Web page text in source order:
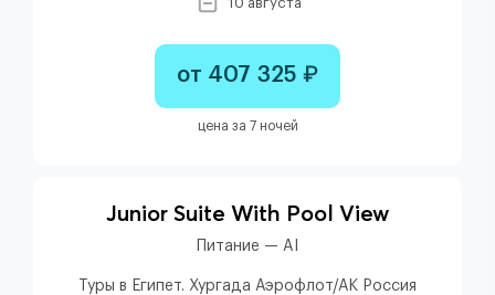
от 407 325 ₽
цена за 7 ночей
Junior Suite With Pool View
Питание — AI
Туры в Египет. Хургада Аэрофлот/АК Россия